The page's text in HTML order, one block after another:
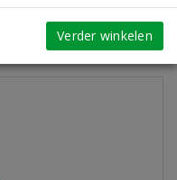
Verder winkelen